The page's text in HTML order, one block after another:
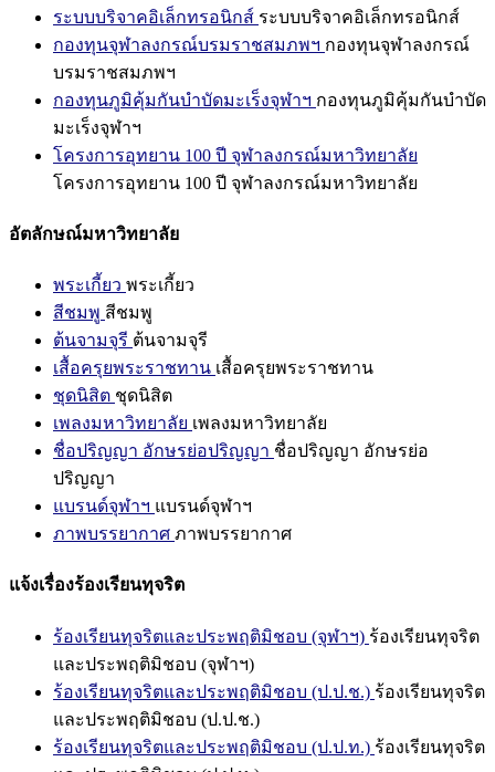
ระบบบริจาคอิเล็กทรอนิกส์ ระบบบริจาคอิเล็กทรอนิกส์
กองทุนจุฬาลงกรณ์บรมราชสมภพฯ กองทุนจุฬาลงกรณ์
บรมราชสมภพฯ
กองทุนภูมิคุ้มกันบำบัดมะเร็งจุฬาฯ กองทุนภูมิคุ้มกันบำบัด
มะเร็งจุฬาฯ
โครงการอุทยาน 100 ปี จุฬาลงกรณ์มหาวิทยาลัย
โครงการอุทยาน 100 ปี จุฬาลงกรณ์มหาวิทยาลัย
อัตลักษณ์มหาวิทยาลัย
พระเกี้ยว พระเกี้ยว
สีชมพู สีชมพู
ต้นจามจุรี ต้นจามจุรี
เสื้อครุยพระราชทาน เสื้อครุยพระราชทาน
ชุดนิสิต ชุดนิสิต
เพลงมหาวิทยาลัย เพลงมหาวิทยาลัย
ชื่อปริญญา อักษรย่อปริญญา ชื่อปริญญา อักษรย่อ
ปริญญา
แบรนด์จุฬาฯ แบรนด์จุฬาฯ
ภาพบรรยากาศ ภาพบรรยากาศ
แจ้งเรื่องร้องเรียนทุจริต
ร้องเรียนทุจริตและประพฤติมิชอบ (จุฬาฯ) ร้องเรียนทุจริต
และประพฤติมิชอบ (จุฬาฯ)
ร้องเรียนทุจริตและประพฤติมิชอบ (ป.ป.ช.) ร้องเรียนทุจริต
และประพฤติมิชอบ (ป.ป.ช.)
ร้องเรียนทุจริตและประพฤติมิชอบ (ป.ป.ท.) ร้องเรียนทุจริต